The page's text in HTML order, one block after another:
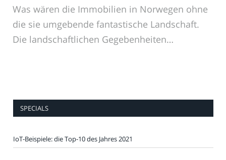
Was wären die Immobilien in Norwegen ohne
die sie umgebende fantastische Landschaft.
Die landschaftlichen Gegebenheiten…
SPECIALS
IoT-Beispiele: die Top-10 des Jahres 2021